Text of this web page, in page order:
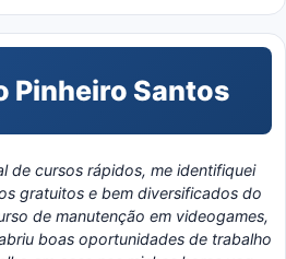
de cursos rápidos, me identifiquei
gratuitos e bem diversificados do
de manutenção em videogames,
boas oportunidades de trabalho